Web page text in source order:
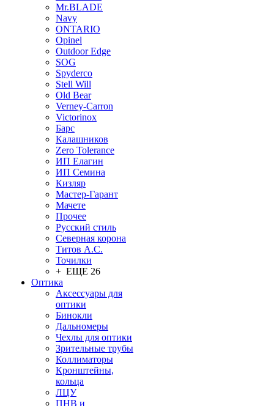
Mr.BLADE
Navy
ONTARIO
Opinel
Outdoor Edge
SOG
Spyderco
Stell Will
Old Bear
Verney-Carron
Victorinox
Барс
Калашников
Zero Tolerance
ИП Елагин
ИП Семина
Кизляр
Мастер-Гарант
Мачете
Прочее
Русский стиль
Северная корона
Титов А.С.
Точилки
+ ЕЩЕ 26
Оптика
Аксессуары для
оптики
Бинокли
Дальномеры
Чехлы для оптики
Зрительные трубы
Коллиматоры
Кронштейны,
кольца
ЛЦУ
ПНВ и